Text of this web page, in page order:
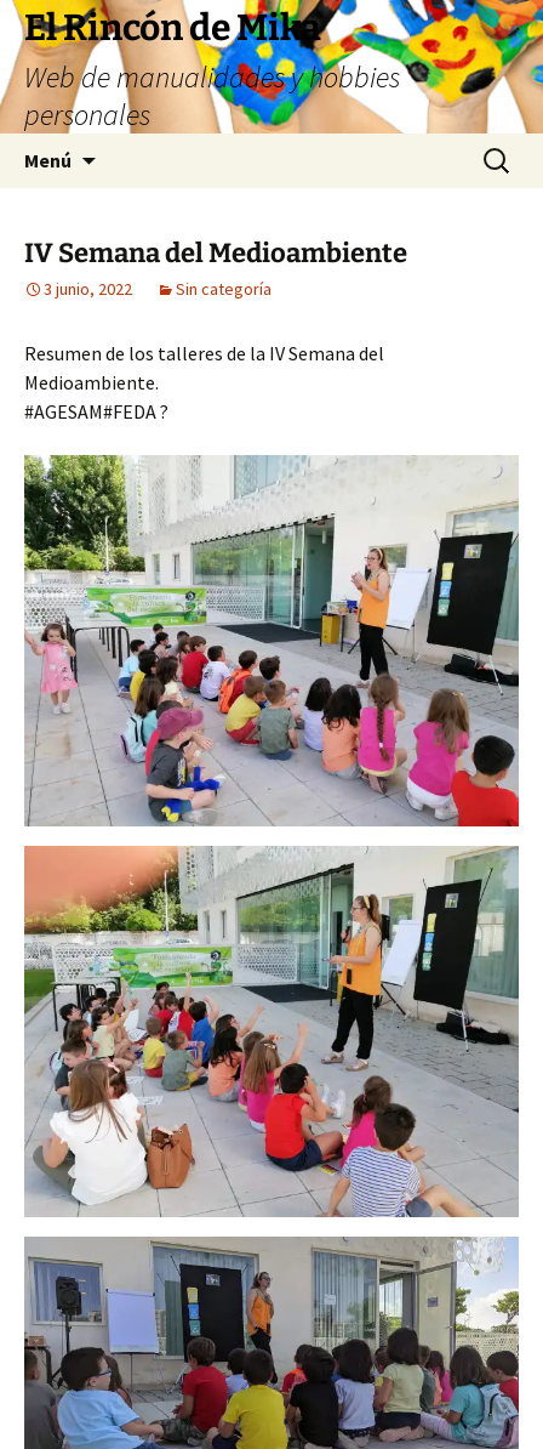
Saltar
contenido
El Rincón de Mika
Web de manualidades y hobbies
personales
Menú Buscar:
IV Semana del Medioambiente
3 junio, 2022 Sin categoría
Resumen de los talleres de la IV Semana del
Medioambiente.
#AGESAM#FEDA ?